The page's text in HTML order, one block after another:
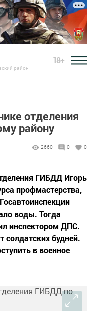
район
18+
отделения
району
2660 0 0
ГИБДД Игорь
профмастерства,
воды. Тогда
инспектором ДПС.
солдатских будней.
в военное